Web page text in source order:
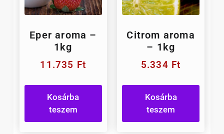
Eper aroma –
1kg
11.735 Ft
Kosárba
teszem
Citrom aroma
– 1kg
5.334 Ft
Kosárba
teszem